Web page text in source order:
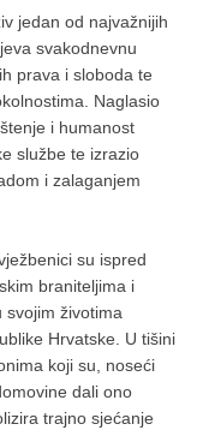
jedan od najvažnijih
svakodnevnu
prava i sloboda te
Naglasio
i humanost
službe te izrazio
i zalaganjem
su ispred
braniteljima i
svojim životima
Hrvatske. U tišini
koji su, noseći
dali ono
trajno sjećanje